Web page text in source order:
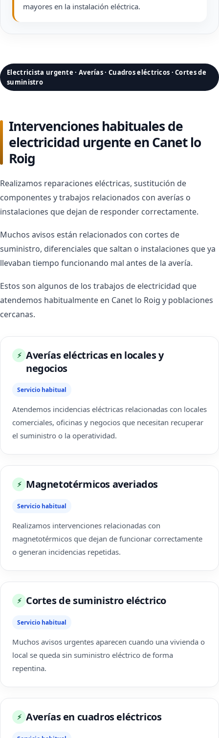
mayores en la instalación eléctrica.
Electricista urgente · Averías · Cuadros eléctricos · Cortes de
suministro
Intervenciones habituales de
electricidad urgente en Canet lo
Roig
Realizamos reparaciones eléctricas, sustitución de
componentes y trabajos relacionados con averías o
instalaciones que dejan de responder correctamente.
Muchos avisos están relacionados con cortes de
suministro, diferenciales que saltan o instalaciones que ya
llevaban tiempo funcionando mal antes de la avería.
Estos son algunos de los trabajos de electricidad que
atendemos habitualmente en Canet lo Roig y poblaciones
cercanas.
⚡ Averías eléctricas en locales y
negocios
Servicio habitual
Atendemos incidencias eléctricas relacionadas con locales
comerciales, oficinas y negocios que necesitan recuperar
el suministro o la operatividad.
⚡ Magnetotérmicos averiados
Servicio habitual
Realizamos intervenciones relacionadas con
magnetotérmicos que dejan de funcionar correctamente
o generan incidencias repetidas.
⚡ Cortes de suministro eléctrico
Servicio habitual
Muchos avisos urgentes aparecen cuando una vivienda o
local se queda sin suministro eléctrico de forma
repentina.
⚡ Averías en cuadros eléctricos